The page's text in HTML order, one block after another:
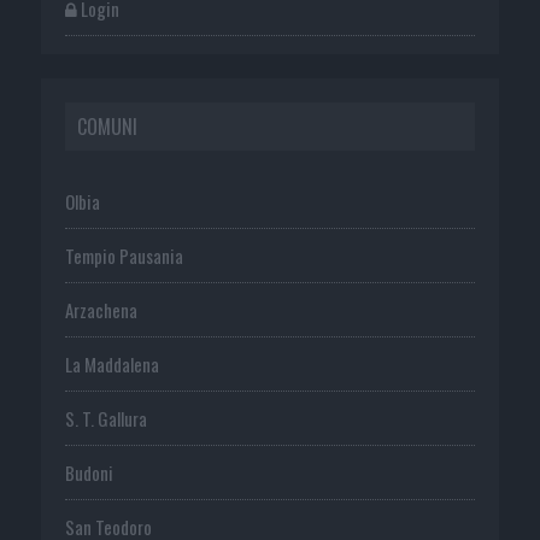
Login
COMUNI
Olbia
Tempio Pausania
Arzachena
La Maddalena
S. T. Gallura
Budoni
San Teodoro